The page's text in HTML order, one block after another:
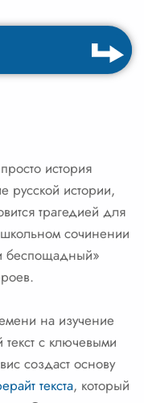
история
русской истории,
трагедией для
сочинении
беспощадный»
на изучение
текст с ключевыми
создаст основу
текста, который